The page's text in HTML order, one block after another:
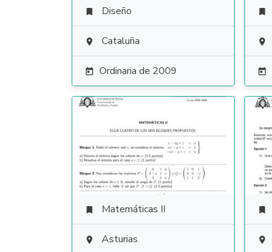
 Diseño
 Cataluña
 Ordinaria de 2009



 Matemáticas II
 Asturias

